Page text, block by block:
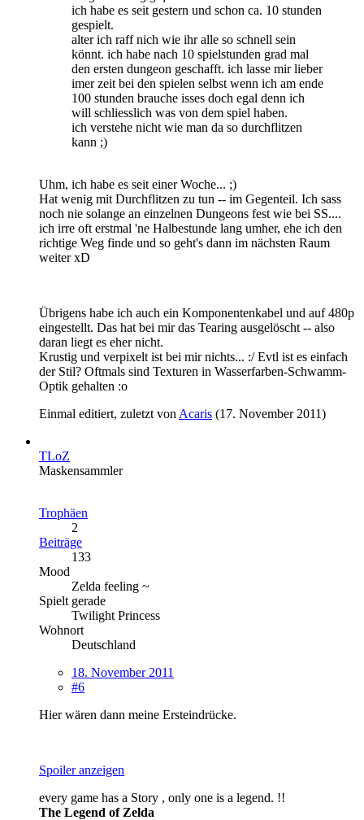
ich habe es seit gestern und schon ca. 10 stunden
gespielt.
alter ich raff nich wie ihr alle so schnell sein
könnt. ich habe nach 10 spielstunden grad mal
den ersten dungeon geschafft. ich lasse mir lieber
imer zeit bei den spielen selbst wenn ich am ende
100 stunden brauche isses doch egal denn ich
will schliesslich was von dem spiel haben.
ich verstehe nicht wie man da so durchflitzen
kann ;)
Uhm, ich habe es seit einer Woche... ;)
Hat wenig mit Durchflitzen zu tun -- im Gegenteil. Ich sass
noch nie solange an einzelnen Dungeons fest wie bei SS....
ich irre oft erstmal 'ne Halbestunde lang umher, ehe ich den
richtige Weg finde und so geht's dann im nächsten Raum
weiter xD
Übrigens habe ich auch ein Komponentenkabel und auf 480p
eingestellt. Das hat bei mir das Tearing ausgelöscht -- also
daran liegt es eher nicht.
Krustig und verpixelt ist bei mir nichts... :/ Evtl ist es einfach
der Stil? Oftmals sind Texturen in Wasserfarben-Schwamm-
Optik gehalten :o
Einmal editiert, zuletzt von Acaris (17. November 2011)
TLoZ
Maskensammler
Trophäen
2
Beiträge
133
Mood
Zelda feeling ~
Spielt gerade
Twilight Princess
Wohnort
Deutschland
18. November 2011
#6
Hier wären dann meine Ersteindrücke.
Spoiler anzeigen
every game has a Story , only one is a legend. !!
The Legend of Zelda